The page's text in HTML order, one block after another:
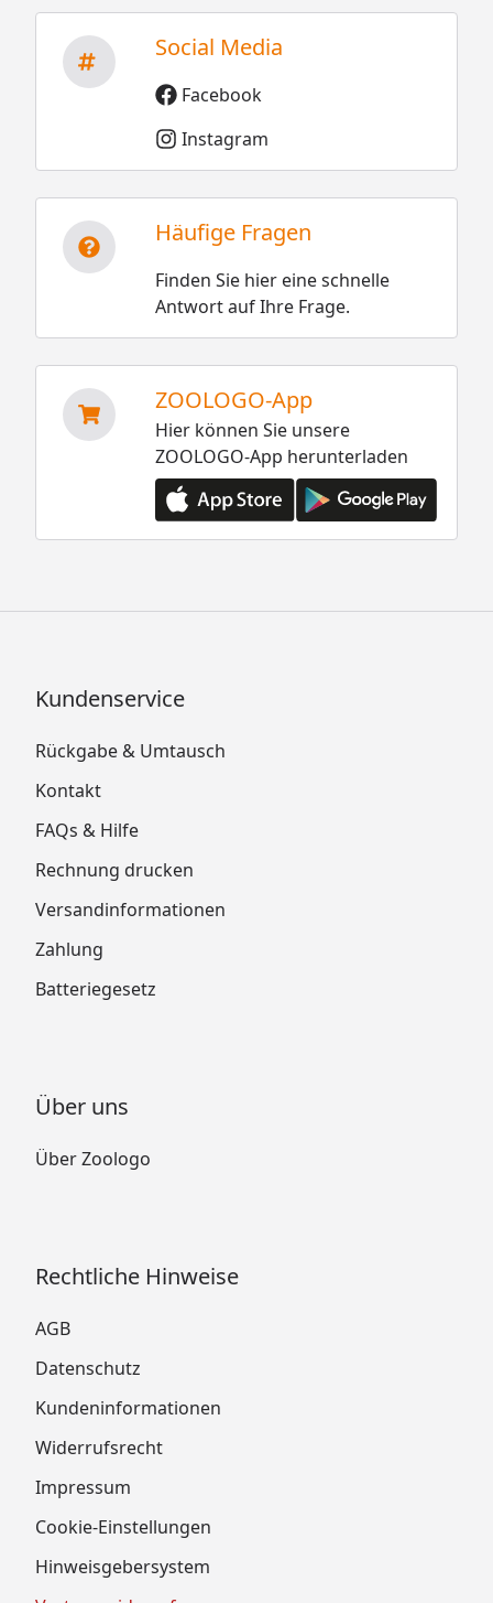
Social Media
Facebook
Instagram
Häufige Fragen
Finden Sie hier eine schnelle
Antwort auf Ihre Frage.
ZOOLOGO-App
Hier können Sie unsere
ZOOLOGO-App herunterladen
Kundenservice
Rückgabe & Umtausch
Kontakt
FAQs & Hilfe
Rechnung drucken
Versandinformationen
Zahlung
Batteriegesetz
Über uns
Über Zoologo
Rechtliche Hinweise
AGB
Datenschutz
Kundeninformationen
Widerrufsrecht
Impressum
Cookie-Einstellungen
Hinweisgebersystem